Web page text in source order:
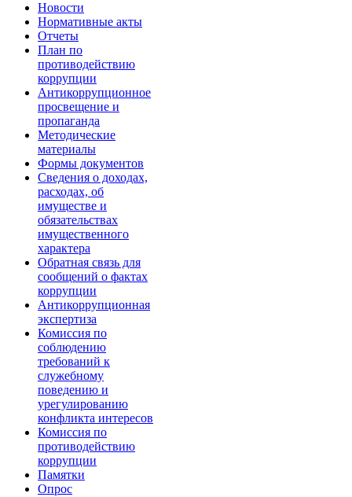
Новости
Нормативные акты
Отчеты
План по
противодействию
коррупции
Антикоррупционное
просвещение и
пропаганда
Методические
материалы
Формы документов
Сведения о доходах,
расходах, об
имуществе и
обязательствах
имущественного
характера
Обратная связь для
сообщений о фактах
коррупции
Антикоррупционная
экспертиза
Комиссия по
соблюдению
требований к
служебному
поведению и
урегулированию
конфликта интересов
Комиссия по
противодействию
коррупции
Памятки
Опрос